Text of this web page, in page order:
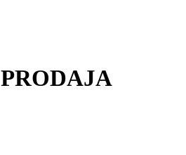
PRODAJA